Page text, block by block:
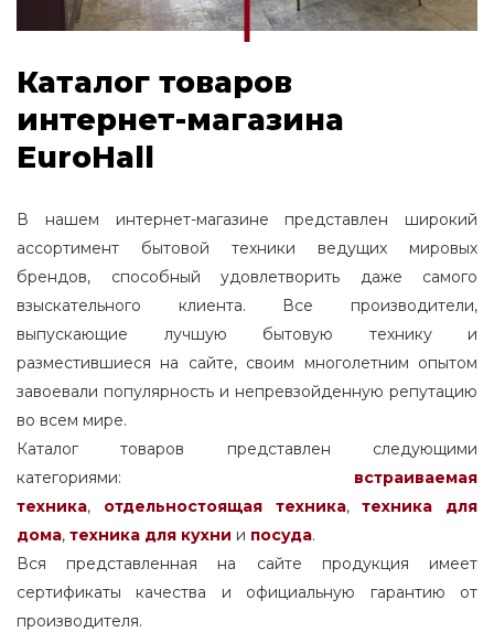
Каталог товаров
интернет-магазина
EuroHall
В нашем интернет-магазине представлен широкий
ассортимент бытовой техники ведущих мировых
брендов, способный удовлетворить даже самого
взыскательного клиента. Все производители,
выпускающие лучшую бытовую технику и
разместившиеся на сайте, своим многолетним опытом
завоевали популярность и непревзойденную репутацию
во всем мире.
Каталог товаров представлен следующими
категориями: встраиваемая
техника, отдельностоящаятехника,
техника для
дома, техника для кухни и посуда.
Вся представленная на сайте продукция имеет
сертификаты качества и официальную гарантию от
производителя.